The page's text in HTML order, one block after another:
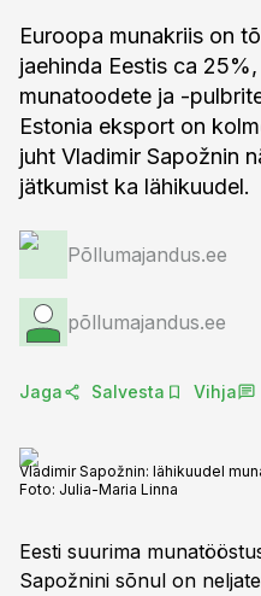
Euroopa munakriis on
jaehinda Eestis ca
munatoodete ja -
Estonia eksport on
juht Vladimir Sapožnin
jätkumist ka lähikuudel.
Põllumajandus.ee
põllumajandus.ee
Jaga Salvesta Vihja
Vladimir Sapožnin: lähikuudel
Foto: Julia-Maria Linna
Eesti suurima
Sapožnini sõnul on